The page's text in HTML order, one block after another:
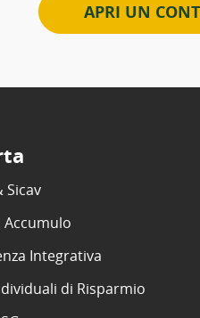
APRI UN
Sicav
Accumulo
Integrativa
di Risparmio